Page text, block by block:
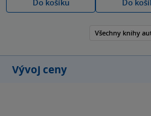
Do košíku
Do
Všechny knihy
Vývoj ceny